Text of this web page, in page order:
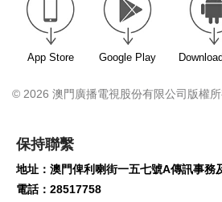
App Store Google Play
© 2026 澳門廣播電視股份有限公司版權
保持聯繫
地址：澳門俾利喇街一五七號A傳訊事務
電話：28517758